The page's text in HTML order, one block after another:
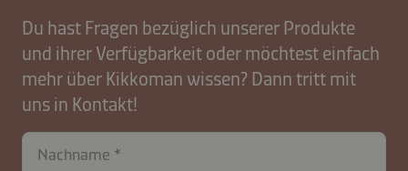
Du hast Fragen bezüglich unserer Produkte
und ihrer Verfügbarkeit oder möchtest einfach
mehr über Kikkoman wissen? Dann tritt mit
uns in Kontakt!
Nachname